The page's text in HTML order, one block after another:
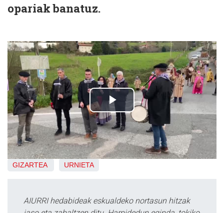
opariak banatuz.
GIZARTEA URNIETA
AIURRI hedabideak eskualdeko nortasun hitzak